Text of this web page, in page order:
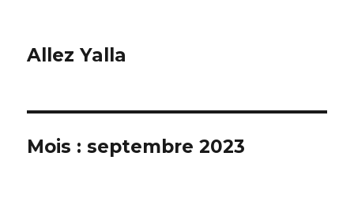
Allez Yalla
Mois :septembre 2023